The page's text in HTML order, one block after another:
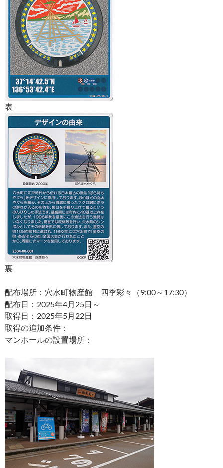
表
裏
配布場所：穴水町物産館 四季彩々（9:00～17:30）
配布日：2025年4月25日～
取得日：2025年5月22日
取得の追加条件：
マンホールの設置場所：